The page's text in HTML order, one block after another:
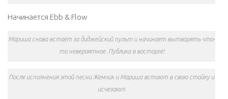
Начинается Ebb & Flow
Мариша снова встаёт за диджейский пульт и начинает вытворять что-
то невероятное. Публика в восторге!
После исполнения этой песни Жемчик и Мариша встают в свою стойку и
исчезают